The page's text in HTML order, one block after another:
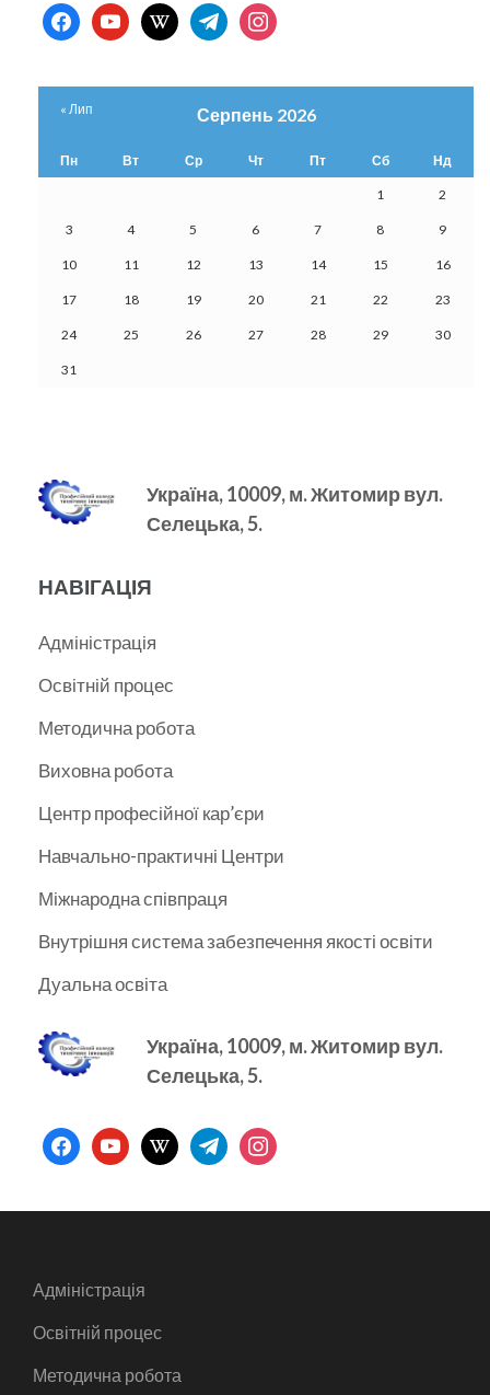
facebookyoutubewikipediatelegraminstagram
Серпень 2026
Пн Вт Ср Чт Пт Сб Нд
1 2
3 4 5 6 7 8 9
10 11 12 13 14 15 16
17 18 19 20 21 22 23
24 25 26 27 28 29 30
31
« Лип
Україна, 10009, м.Житомир вул.
Селецька, 5.
НАВІГАЦІЯ
Адміністрація
Освітній процес
Методична робота
Виховна робота
Центр професійної кар’єри
Навчально-практичні Центри
Міжнародна співпраця
Внутрішня система забезпечення якості освіти
Дуальна освіта
Україна, 10009, м.Житомир вул.
Селецька, 5.
facebookyoutubewikipediatelegraminstagram
Адміністрація
Освітній процес
Методична робота